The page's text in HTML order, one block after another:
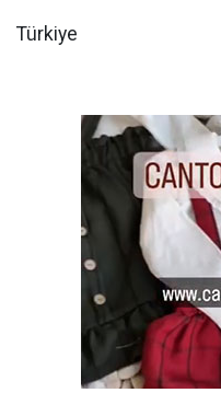
Türkiye